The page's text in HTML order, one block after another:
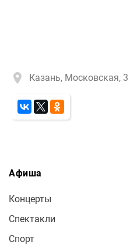
Казань, Московская, 3
Афиша
Концерты
Спектакли
Спорт